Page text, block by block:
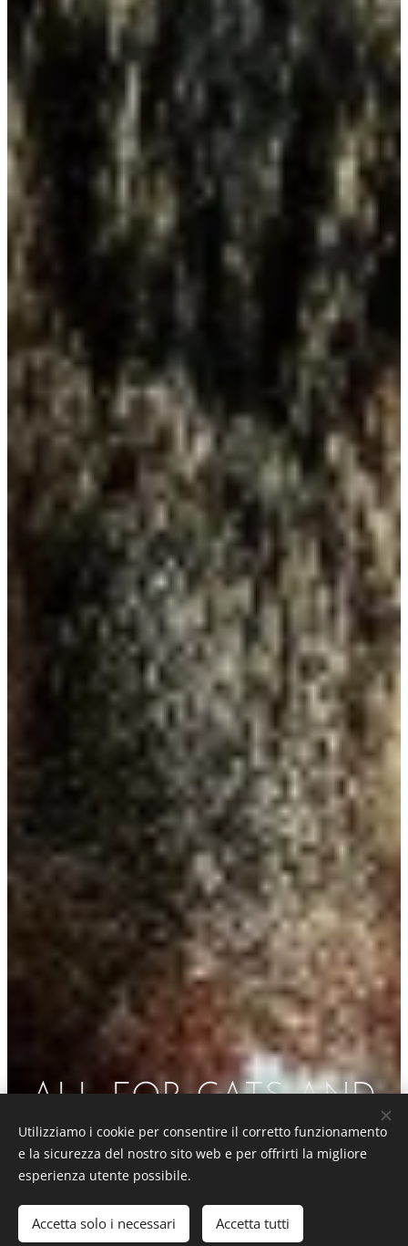
ALL FOR CATS AND
DOGS
Crea il tuo sito web gratis! Inizia
Utilizziamo i cookie per consentire il corretto funzionamento
e la sicurezza del nostro sito web e per offrirti la migliore
esperienza utente possibile.
Accetta solo i necessari Accetta tutti